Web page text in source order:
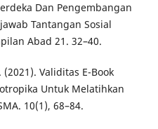
Dan Pengembangan
Tantangan Sosial
Abad 21. 32–40.
Validitas E-Book
Untuk Melatihkan
10(1), 68–84.